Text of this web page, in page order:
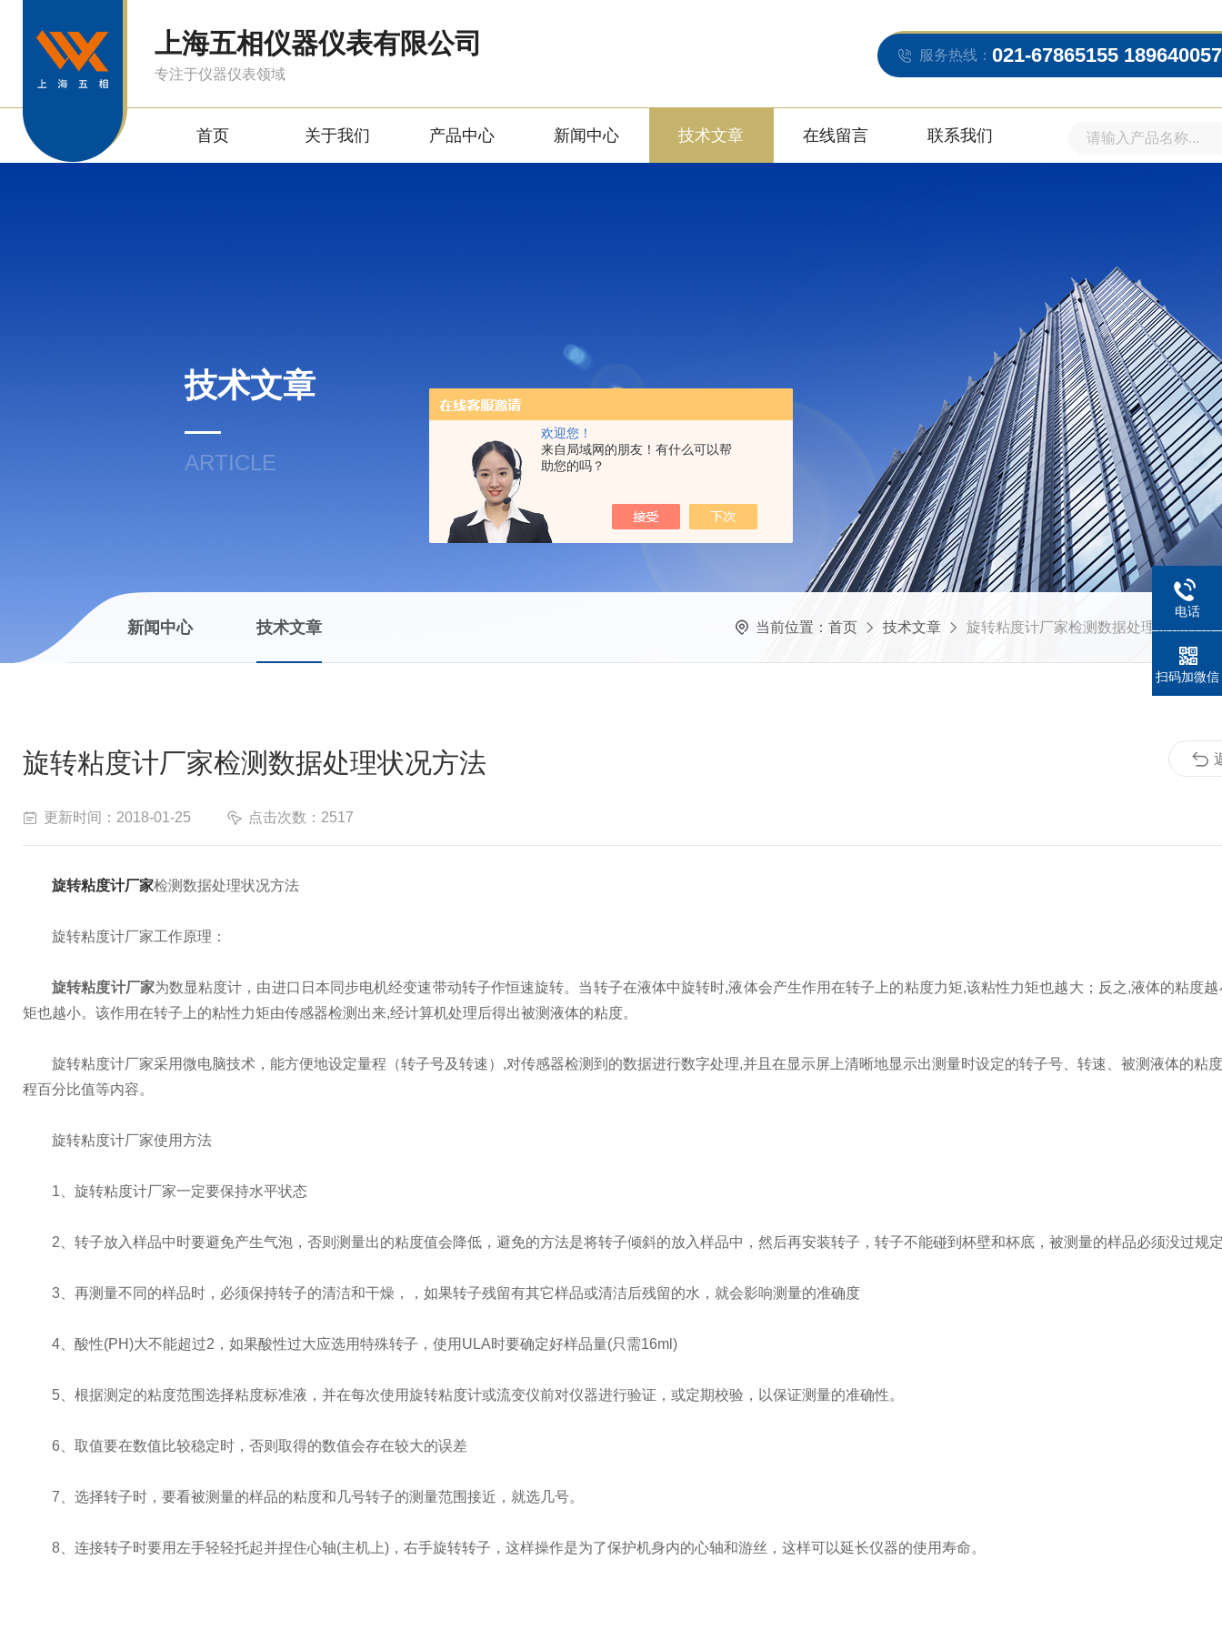
欢迎您！
来自局域网的朋友！有什么可以帮
助您的吗？
上海五相仪器仪表有限公司
专注于仪器仪表领域
服务热线： 021-67865155
首页 关于我们 产品中心 新闻中心 技术文章 在线留言 联系我们
技术文章
ARTICLE
新闻中心 技术文章 当前位置： 首页 技术文章 旋转粘度计厂家检测数据处理状况方法
旋转粘度计厂家检测数据处理状况方法
更新时间：2018-01-25 点击次数：2517
旋转粘度计厂家检测数据处理状况方法
旋转粘度计厂家工作原理：
旋转粘度计厂家为数显粘度计，由进口日本同步电机经变速带动转子作恒速旋转。当转子在液体中旋转时,液体会产生作用在转子上的粘度力矩,该粘性力矩也越大；反之,液体的粘度
矩也越小。该作用在转子上的粘性力矩由传感器检测出来,经计算机处理后得出被测液体的粘度。
旋转粘度计厂家采用微电脑技术，能方便地设定量程（转子号及转速）,对传感器检测到的数据进行数字处理,并且在显示屏上清晰地显示出测量时设定的转子号、转速、被测液体的粘
程百分比值等内容。
旋转粘度计厂家使用方法
1、旋转粘度计厂家一定要保持水平状态
2、转子放入样品中时要避免产生气泡，否则测量出的粘度值会降低，避免的方法是将转子倾斜的放入样品中，然后再安装转子，转子不能碰到杯壁和杯底，被测量的样品必须没过规
3、再测量不同的样品时，必须保持转子的清洁和干燥，，如果转子残留有其它样品或清洁后残留的水，就会影响测量的准确度
4、酸性(PH)大不能超过2，如果酸性过大应选用特殊转子，使用ULA时要确定好样品量(只需16ml)
5、根据测定的粘度范围选择粘度标准液，并在每次使用旋转粘度计或流变仪前对仪器进行验证，或定期校验，以保证测量的准确性。
6、取值要在数值比较稳定时，否则取得的数值会存在较大的误差
7、选择转子时，要看被测量的样品的粘度和几号转子的测量范围接近，就选几号。
8、连接转子时要用左手轻轻托起并捏住心轴(主机上)，右手旋转转子，这样操作是为了保护机身内的心轴和游丝，这样可以延长仪器的使用寿命。
电话
扫码加微信